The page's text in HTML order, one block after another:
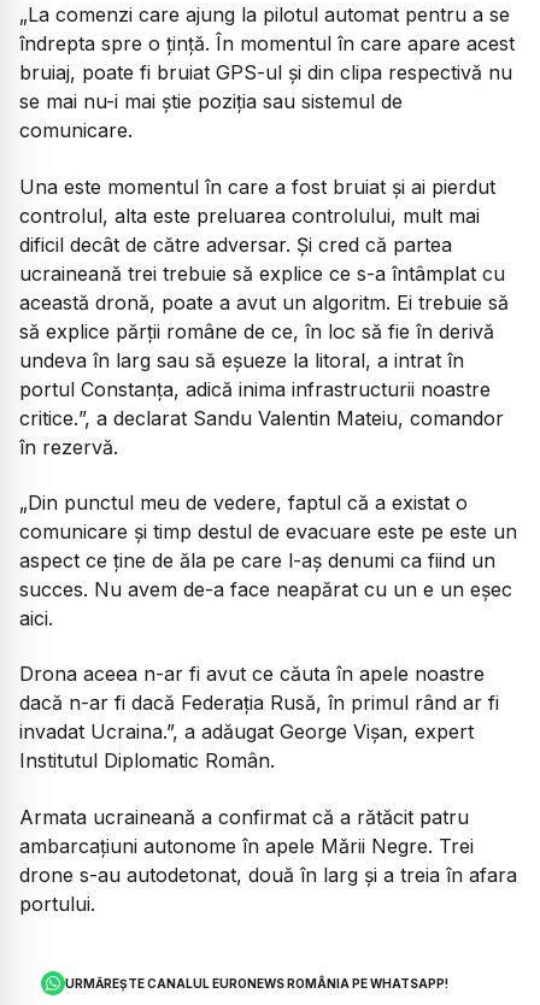
„La comenzi care ajung la pilotul automat pentru a se
îndrepta spre o țință. În momentul în care apare acest
bruiaj, poate fi bruiat GPS-ul și din clipa respectivă nu
se mai nu-i mai știe poziția sau sistemul de
comunicare.
Una este momentul în care a fost bruiat și ai pierdut
controlul, alta este preluarea controlului, mult mai
dificil decât de către adversar. Și cred că partea
ucraineană trei trebuie să explice ce s-a întâmplat cu
această dronă, poate a avut un algoritm. Ei trebuie să
să explice părții române de ce, în loc să fie în derivă
undeva în larg sau să eșueze la litoral, a intrat în
portul Constanța, adică inima infrastructurii noastre
critice.”, a declarat Sandu Valentin Mateiu, comandor
în rezervă.
„Din punctul meu de vedere, faptul că a existat o
comunicare și timp destul de evacuare este pe este un
aspect ce ține de ăla pe care l-aș denumi ca fiind un
succes. Nu avem de-a face neapărat cu un e un eșec
aici.
Drona aceea n-ar fi avut ce căuta în apele noastre
dacă n-ar fi dacă Federația Rusă, în primul rând ar fi
invadat Ucraina.”, a adăugat George Vișan, expert
Institutul Diplomatic Român.
Armata ucraineană a confirmat că a rătăcit patru
ambarcațiuni autonome în apele Mării Negre. Trei
drone s-au autodetonat, două în larg și a treia în afara
portului.
URMĂREȘTE CANALUL EURONEWS ROMÂNIA PE WHATSAPP!